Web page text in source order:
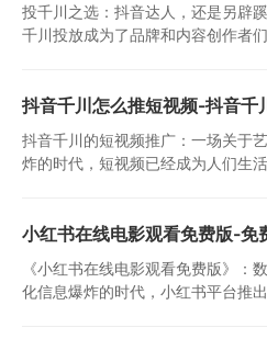
投千川之选：抖音达人，还是另辟
千川投放成为了品牌和内容创作者
抖音千川怎么推短视频-抖音千
抖音千川的短视频推广：一场关于
炸的时代，短视频已经成为人们生
小红书在线电影观看免费版-免
《小红书在线电影观看免费版》：
化信息爆炸的时代，小红书平台推